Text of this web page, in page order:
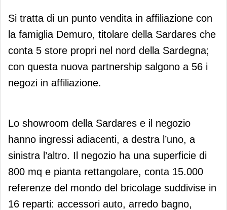
Si tratta di un punto vendita in affiliazione con
la famiglia Demuro, titolare della Sardares che
conta 5 store propri nel nord della Sardegna;
con questa nuova partnership salgono a 56 i
negozi in affiliazione.
Lo showroom della Sardares e il negozio
hanno ingressi adiacenti, a destra l’uno, a
sinistra l’altro. Il negozio ha una superficie di
800 mq e pianta rettangolare, conta 15.000
referenze del mondo del bricolage suddivise in
16 reparti: accessori auto, arredo bagno,